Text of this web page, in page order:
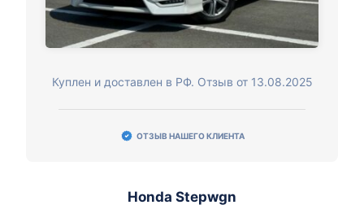
Куплен и доставлен в РФ. Отзыв от 13.08.2025
ОТЗЫВ НАШЕГО КЛИЕНТА
Honda Stepwgn